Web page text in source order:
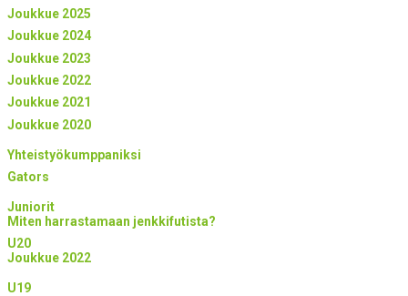
Joukkue 2025
Joukkue 2024
Joukkue 2023
Joukkue 2022
Joukkue 2021
Joukkue 2020
Yhteistyökumppaniksi
Gators
Juniorit
Miten harrastamaan jenkkifutista?
U20
Joukkue 2022
U19